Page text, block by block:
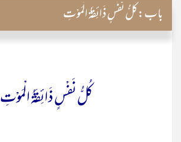
باب:کُلُّ نَفْسٍ ذَائِقَۃُ الْمَوْتِ
کُلُّ نَفْسٍ ذَائِقَۃُ الْمَوْتِ